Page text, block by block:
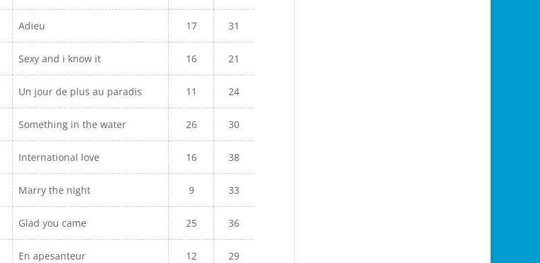
Adieu 17 31
Sexy and i know it 16 21
Un jour de plus au paradis 11 24
Something in the water 26 30
International love 16 38
Marry the night 9 33
Glad you came 25 36
En apesanteur 12 29